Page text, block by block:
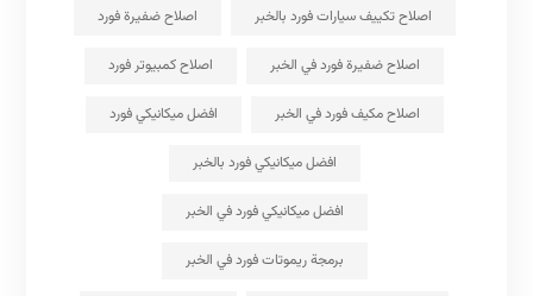
اصلاح تكييف سيارات فورد بالخبر اصلاح ضفيرة فورد
اصلاح ضفيرة فورد في الخبر اصلاح كمبيوتر فورد
اصلاح مكيف فورد في الخبر افضل ميكانيكي فورد
افضل ميكانيكي فورد بالخبر
افضل ميكانيكي فورد في الخبر
برمجة ريموتات فورد في الخبر